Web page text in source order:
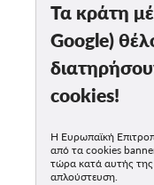
Τα κράτη
Google)
cookies!
Η Ευρωπαϊκή
από τα cookies
τώρα κατά αυτής
απλούστευση.